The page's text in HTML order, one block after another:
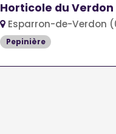
Horticole du Verdon
Esparron-de-Verdon
Pepinière